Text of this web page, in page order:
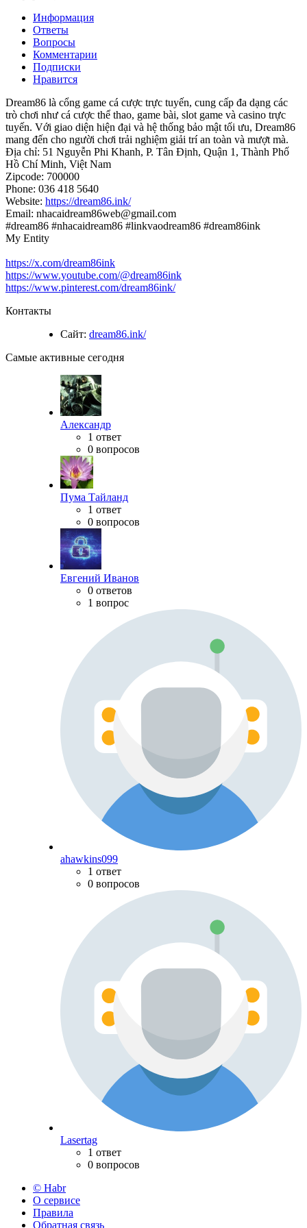
Информация
Ответы
Вопросы
Комментарии
Подписки
Нравится
Dream86 là cổng game cá cược trực tuyến, cung cấp đa dạng các
trò chơi như cá cược thể thao, game bài, slot game và casino trực
tuyến. Với giao diện hiện đại và hệ thống bảo mật tối ưu, Dream86
mang đến cho người chơi trải nghiệm giải trí an toàn và mượt mà.
Địa chỉ: 51 Nguyễn Phi Khanh, P. Tân Định, Quận 1, Thành Phố
Hồ Chí Minh, Việt Nam
Zipcode: 700000
Phone: 036 418 5640
Website: https://dream86.ink/
Email: nhacaidream86web@gmail.com
#dream86 #nhacaidream86 #linkvaodream86 #dream86ink
My Entity
https://x.com/dream86ink
https://www.youtube.com/@dream86ink
https://www.pinterest.com/dream86ink/
Контакты
Сайт: dream86.ink/
Самые активные сегодня
Александр
1 ответ
0 вопросов
Пума Тайланд
1 ответ
0 вопросов
Евгений Иванов
0 ответов
1 вопрос
ahawkins099
1 ответ
0 вопросов
Lasertag
1 ответ
0 вопросов
© Habr
О сервисе
Правила
Обратная связь